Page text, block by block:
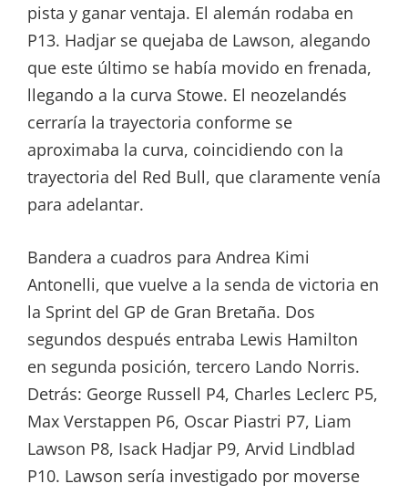
pista y ganar ventaja. El alemán rodaba en
P13. Hadjar se quejaba de Lawson, alegando
que este último se había movido en frenada,
llegando a la curva Stowe. El neozelandés
cerraría la trayectoria conforme se
aproximaba la curva, coincidiendo con la
trayectoria del Red Bull, que claramente venía
para adelantar.
Bandera a cuadros para Andrea Kimi
Antonelli, que vuelve a la senda de victoria en
la Sprint del GP de Gran Bretaña. Dos
segundos después entraba Lewis Hamilton
en segunda posición, tercero Lando Norris.
Detrás: George Russell P4, Charles Leclerc P5,
Max Verstappen P6, Oscar Piastri P7, Liam
Lawson P8, Isack Hadjar P9, Arvid Lindblad
P10. Lawson sería investigado por moverse